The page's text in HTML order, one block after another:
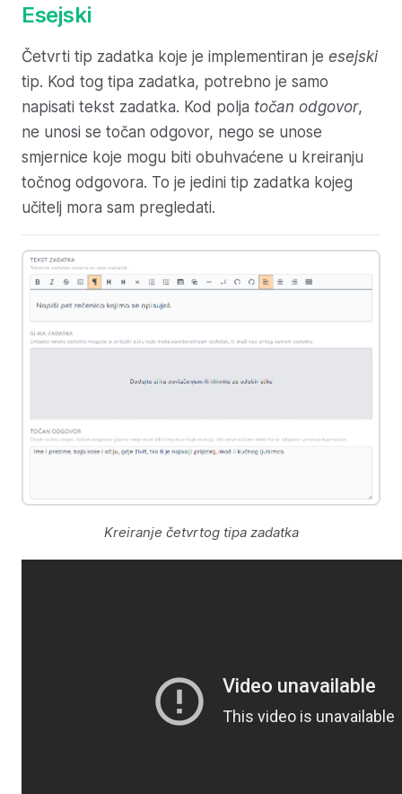
Esejski
Četvrti tip zadatka koje je implementiran je esejski
tip. Kod tog tipa zadatka, potrebno je samo
napisati tekst zadatka. Kod polja točan odgovor,
ne unosi se točan odgovor, nego se unose
smjernice koje mogu biti obuhvaćene u kreiranju
točnog odgovora. To je jedini tip zadatka kojeg
učitelj mora sam pregledati.
Kreiranje četvrtog tipa zadatka